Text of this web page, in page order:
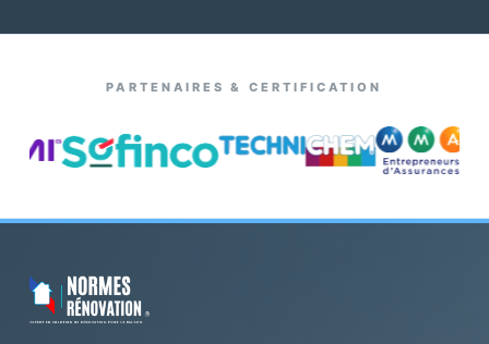
PARTENAIRES & CERTIFICATION